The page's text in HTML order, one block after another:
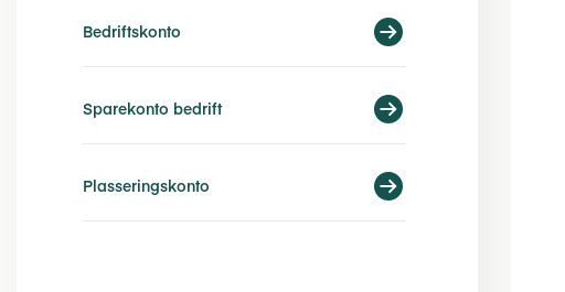
Bedriftskonto
Sparekonto bedrift
Plasseringskonto